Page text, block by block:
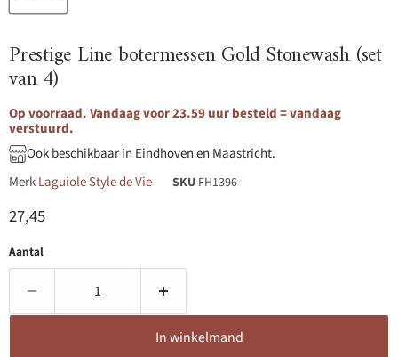
Prestige Line botermessen Gold Stonewash (set
van 4)
Op voorraad. Vandaag voor 23.59 uur besteld = vandaag
verstuurd.
Ook beschikbaar in Eindhoven en Maastricht.
MerkLaguiole Style de Vie SKU FH1396
Huidige prijs
27,45
Aantal
In winkelmand